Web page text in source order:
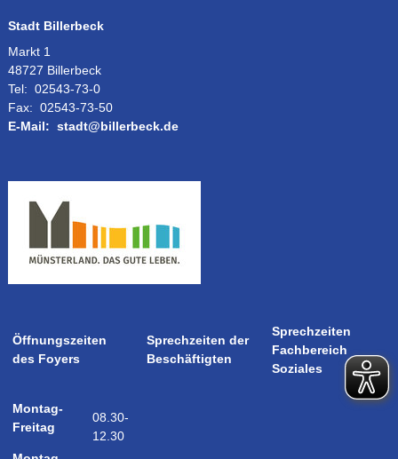
Stadt Billerbeck
Markt 1
48727 Billerbeck
Tel: 02543-73-0
Fax: 02543-73-50
E-Mail: stadt@billerbeck.de
Öffnungszeiten
des Foyers
Sprechzeiten der
Beschäftigten
Sprechzeiten
Fachbereich
Soziales
Montag-
Freitag
08.30-
12.30